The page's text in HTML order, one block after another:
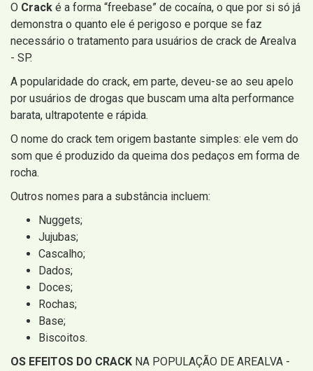
O Crack é a forma “freebase” de cocaína, o que por si só já
demonstra o quanto ele é perigoso e porque se faz
necessário o tratamento para usuários de crack de Arealva
- SP.
A popularidade do crack, em parte, deveu-se ao seu apelo
por usuários de drogas que buscam uma alta performance
barata, ultrapotente e rápida.
O nome do crack tem origem bastante simples: ele vem do
som que é produzido da queima dos pedaços em forma de
rocha.
Outros nomes para a substância incluem:
Nuggets;
Jujubas;
Cascalho;
Dados;
Doces;
Rochas;
Base;
Biscoitos.
OS EFEITOS DO CRACK NA POPULAÇÃO DE AREALVA -